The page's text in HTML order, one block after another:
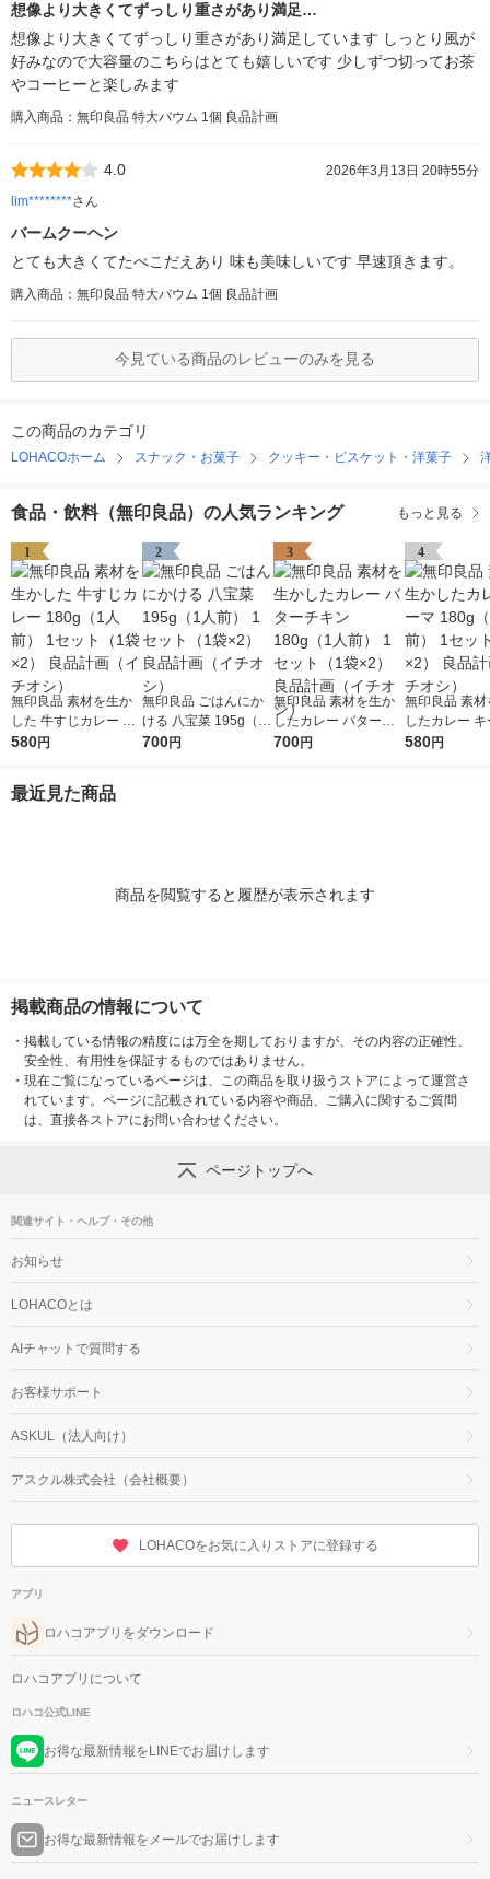
想像より大きくてずっしり重さがあり満足…
想像より大きくてずっしり重さがあり満足しています しっとり風が
好みなので大容量のこちらはとても嬉しいです 少しずつ切ってお茶
やコーヒーと楽しみます
購入商品：無印良品 特大バウム 1個 良品計画
4.0
2026年3月13日 20時55分
lim********さん
バームクーヘン
とても大きくてたべこだえあり 味も美味しいです 早速頂きます。
購入商品：無印良品 特大バウム 1個 良品計画
今見ている商品のレビューのみを見る
この商品のカテゴリ
LOHACOホーム スナック・お菓子 クッキー・ビスケット・洋菓子
食品・飲料（無印良品）の人気ランキング もっと見る
1
無印良品 素材を生か
した 牛すじカレー 18
0g（1人前） 1セット
580円
2
無印良品 ごはんにか
ける 八宝菜 195g（1
人前） 1セット（1袋×
700円
3
無印良品 素材を生か
したカレー バターチ
キン 180g（1人前） 1
700円
4
無印良品 素材
したカレー
0g（1人前）
580円
最近見た商品
商品を閲覧すると履歴が表示されます
掲載商品の情報について
・ 掲載している情報の精度には万全を期しておりますが、その内容の正確性、
安全性、有用性を保証するものではありません。
・ 現在ご覧になっているページは、この商品を取り扱うストアによって運営さ
れています。ページに記載されている内容や商品、ご購入に関するご質問
は、直接各ストアにお問い合わせください。
ページトップへ
関連サイト・ヘルプ・その他
お知らせ
LOHACOとは
AIチャットで質問する
お客様サポート
ASKUL（法人向け）
アスクル株式会社（会社概要）
LOHACOをお気に入りストアに登録する
アプリ
ロハコアプリをダウンロード
ロハコアプリについて
ロハコ公式LINE
お得な最新情報をLINEでお届けします
ニュースレター
お得な最新情報をメールでお届けします